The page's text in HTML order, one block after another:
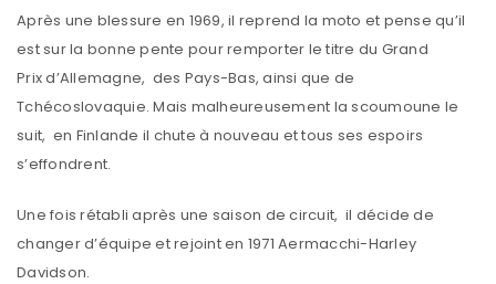
Après une blessure en 1969, il reprend la moto et pense qu’il
est sur la bonne pente pour remporter le titre du Grand
Prix d’Allemagne, des Pays-Bas, ainsi que de
Tchécoslovaquie. Mais malheureusement la scoumoune le
suit, en Finlande il chute à nouveau et tous ses espoirs
s’effondrent.
Une fois rétabli après une saison de circuit, il décide de
changer d’équipe et rejoint en 1971 Aermacchi-Harley
Davidson.